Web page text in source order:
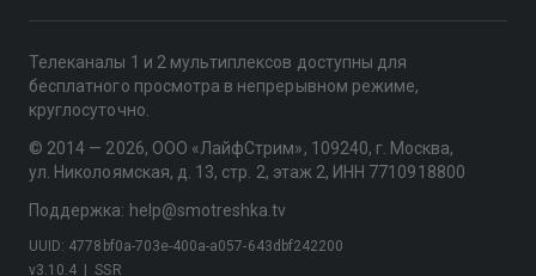
Телеканалы 1 и 2 мультиплексов доступны для
бесплатного просмотра в непрерывном режиме,
круглосуточно.
© 2014 — 2026, ООО «ЛайфСтрим», 109240, г. Москва,
ул. Николоямская, д. 13, стр. 2, этаж 2, ИНН 7710918800
Поддержка: help@smotreshka.tv
v3.10.4 SSR
UUID: 4778bf0a-703e-400a-a057-643dbf242200